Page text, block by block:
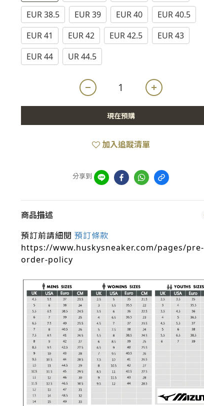
EUR 38.5
EUR 39 EUR 40
EUR 40.5
EUR 41
EUR 42 EUR 42.5
EUR 43
EUR 44
UR 44.5
現在預購
加入追蹤清單
分享到
商品描述
預訂前請細閱 預訂條款
https://www.huskysneaker.com/pages/pre-
order-policy